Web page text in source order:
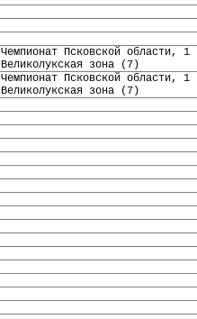
Чемпионат Псковской области, 1
Великолукская зона (7)
Чемпионат Псковской области, 1
Великолукская зона (7)